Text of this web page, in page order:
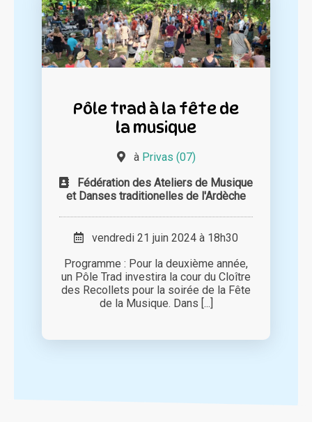
Pôle trad à la fête de
la musique
à Privas (07)
Fédération des Ateliers de Musique
et Danses traditionelles de l'Ardèche
vendredi 21 juin 2024 à 18h30
Programme : Pour la deuxième année,
un Pôle Trad investira la cour du Cloître
des Recollets pour la soirée de la Fête
de la Musique. Dans [...]